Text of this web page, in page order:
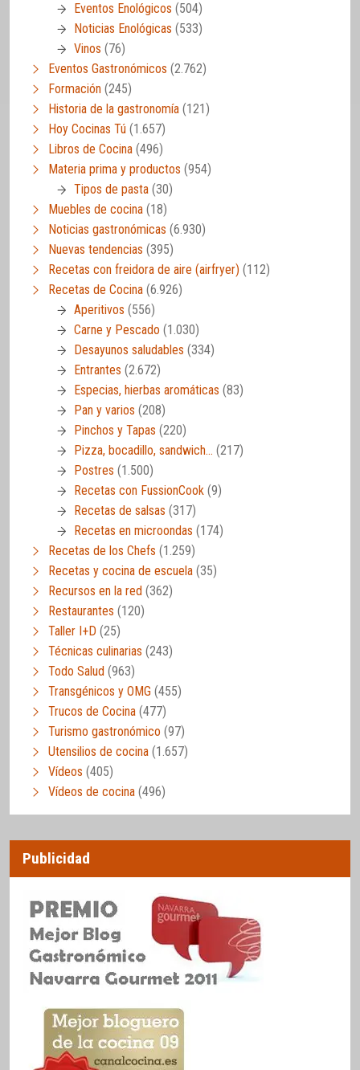
Eventos Enológicos (504)
Noticias Enológicas (533)
Vinos (76)
Eventos Gastronómicos (2.762)
Formación (245)
Historia de la gastronomía (121)
Hoy Cocinas Tú (1.657)
Libros de Cocina (496)
Materia prima y productos (954)
Tipos de pasta (30)
Muebles de cocina (18)
Noticias gastronómicas (6.930)
Nuevas tendencias (395)
Recetas con freidora de aire (airfryer) (112)
Recetas de Cocina (6.926)
Aperitivos (556)
Carne y Pescado (1.030)
Desayunos saludables (334)
Entrantes (2.672)
Especias, hierbas aromáticas (83)
Pan y varios (208)
Pinchos y Tapas (220)
Pizza, bocadillo, sandwich… (217)
Postres (1.500)
Recetas con FussionCook (9)
Recetas de salsas (317)
Recetas en microondas (174)
Recetas de los Chefs (1.259)
Recetas y cocina de escuela (35)
Recursos en la red (362)
Restaurantes (120)
Taller I+D (25)
Técnicas culinarias (243)
Todo Salud (963)
Transgénicos y OMG (455)
Trucos de Cocina (477)
Turismo gastronómico (97)
Utensilios de cocina (1.657)
Vídeos (405)
Vídeos de cocina (496)
Publicidad